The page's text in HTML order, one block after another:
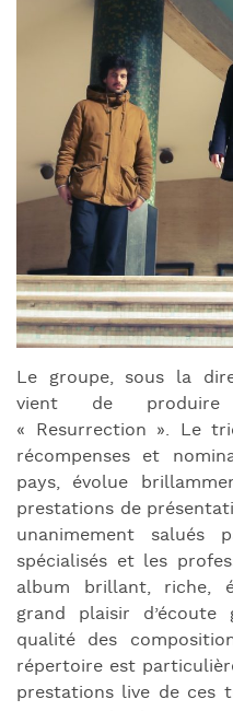
Le groupe, sous la
vient de
« Resurrection ». Le
récompenses et
pays, évolue
prestations de
unanimement salués
spécialisés et les
album brillant, riche,
grand plaisir
qualité des
répertoire est
prestations live de ces